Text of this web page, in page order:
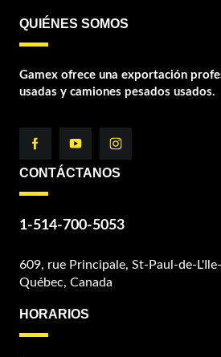
QUIÉNES SOMOS
Gamex ofrece una exportación
usadas y camiones pesados usados.
CONTÁCTANOS
1-514-700-5053
609, rue Principale, St-Paul-de-
Québec, Canada
HORARIOS